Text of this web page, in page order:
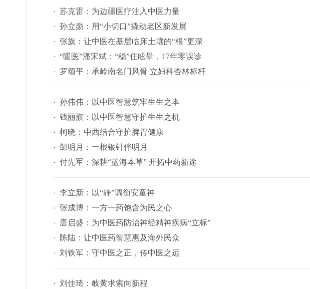
苏克雷：为边疆医疗注入中医力量
孙立勋：用“小切口”撬动老区新发展
张旗：让中医在基层临床土壤的“根”更深
“暖医”潘宋斌：“稳”住眩晕，17年零误诊
罗颂平：承岭南名门风骨 立妇科杏林标杆
孙伟伟：以中医智慧筑牢生生之本
钱丽旗：以中医智慧守护生生之机
柯晓：中西结合守护脾胃健康
邹明月：一根银针伴明月
付先军：深耕“蓝海本草” 开拓中药新途
李立新：以“静”调衡安童神
张成博：一方一药饱含为民之心
唐启盛：为中医药防治神经精神疾病“立标”
陈陆：让中医药智慧惠及海外民众
刘铁军：守中医之正，传中医之远
刘佳琦：岐黄求索向新程